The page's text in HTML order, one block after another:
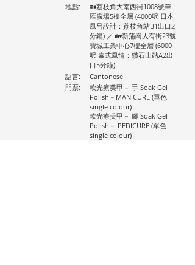
地點:
🏡荔枝角大南西街1008號華
匯廣場5樓全層 (4000呎 日本
風呂設計：荔枝角站B1出口2
分鐘) ／ 🏡新蒲崗大有街23號
寶城工業中心7樓全層 (6000
呎 泰式風情：鑽石山站A2出
口5分鐘)
語言:
Cantonese
門票:
軟光療美甲－ 手 Soak Gel
Polish－MANICURE (單色
single colour)
軟光療美甲－ 腳 Soak Gel
Polish－ PEDICURE (單色
single colour)